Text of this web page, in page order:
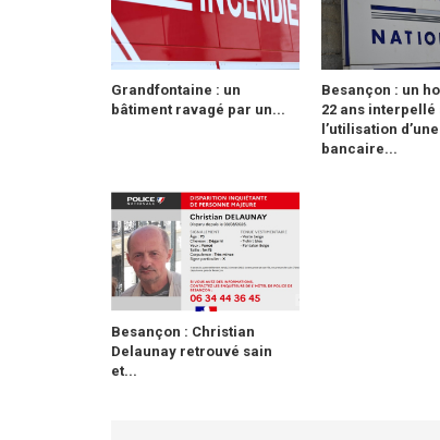
Grandfontaine : un
bâtiment ravagé par un...
Besançon : un
22 ans interpellé
l’utilisation
bancaire...
Besançon : Christian
Delaunay retrouvé sain
et...